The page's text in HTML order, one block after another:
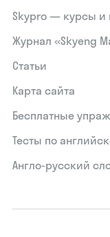
Skypro — курсы и
Журнал «Skyeng
Статьи
Карта сайта
Бесплатные
Тесты по
Англо-русский